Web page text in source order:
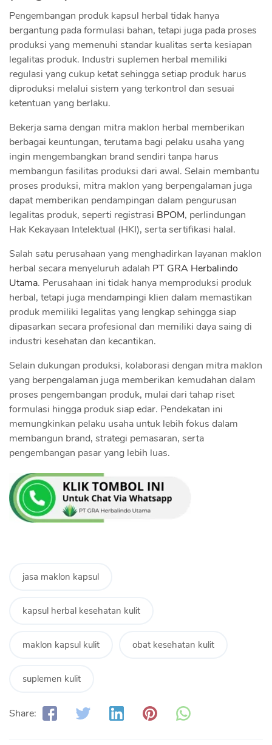
Pengembangan produk kapsul herbal tidak hanya
bergantung pada formulasi bahan, tetapi juga pada proses
produksi yang memenuhi standar kualitas serta kesiapan
legalitas produk. Industri suplemen herbal memiliki
regulasi yang cukup ketat sehingga setiap produk harus
diproduksi melalui sistem yang terkontrol dan sesuai
ketentuan yang berlaku.
Bekerja sama dengan mitra maklon herbal memberikan
berbagai keuntungan, terutama bagi pelaku usaha yang
ingin mengembangkan brand sendiri tanpa harus
membangun fasilitas produksi dari awal. Selain membantu
proses produksi, mitra maklon yang berpengalaman juga
dapat memberikan pendampingan dalam pengurusan
legalitas produk, seperti registrasi BPOM, perlindungan
Hak Kekayaan Intelektual (HKI), serta sertifikasi halal.
Salah satu perusahaan yang menghadirkan layanan maklon
herbal secara menyeluruh adalah PT GRA Herbalindo
Utama. Perusahaan ini tidak hanya memproduksi produk
herbal, tetapi juga mendampingi klien dalam memastikan
produk memiliki legalitas yang lengkap sehingga siap
dipasarkan secara profesional dan memiliki daya saing di
industri kesehatan dan kecantikan.
Selain dukungan produksi, kolaborasi dengan mitra maklon
yang berpengalaman juga memberikan kemudahan dalam
proses pengembangan produk, mulai dari tahap riset
formulasi hingga produk siap edar. Pendekatan ini
memungkinkan pelaku usaha untuk lebih fokus dalam
membangun brand, strategi pemasaran, serta
pengembangan pasar yang lebih luas.
jasa maklon kapsul
kapsul herbal kesehatan kulit
maklon kapsul kulit obat kesehatan kulit
suplemen kulit
Share: